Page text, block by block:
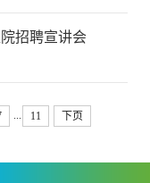
招聘宣讲会
... 11 下页